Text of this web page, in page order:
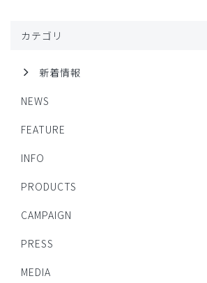
カテゴリ
新着情報
NEWS
FEATURE
INFO
PRODUCTS
CAMPAIGN
PRESS
MEDIA